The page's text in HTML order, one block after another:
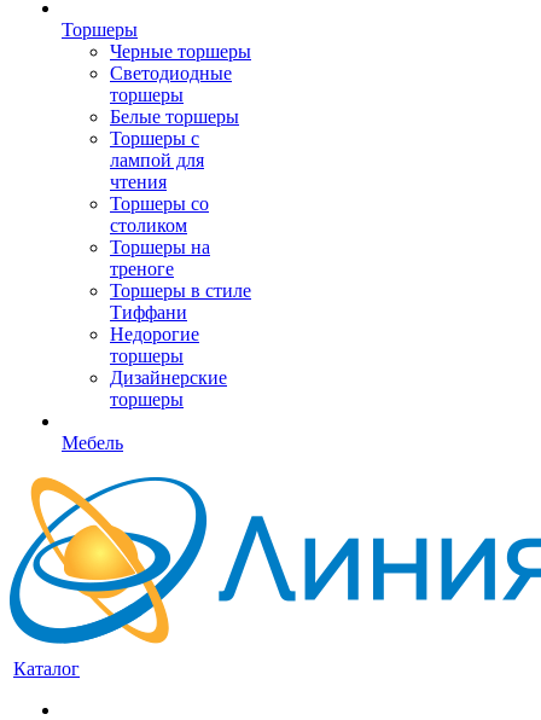
Торшеры
Черные торшеры
Светодиодные
торшеры
Белые торшеры
Торшеры с
лампой для
чтения
Торшеры со
столиком
Торшеры на
треноге
Торшеры в стиле
Тиффани
Недорогие
торшеры
Дизайнерские
торшеры
Мебель
Каталог